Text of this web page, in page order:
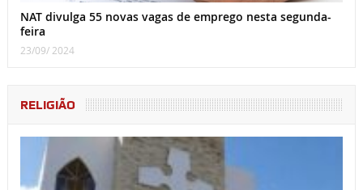
NAT divulga 55 novas vagas de emprego nesta segunda-
feira
23/09/ 2024
RELIGIÃO